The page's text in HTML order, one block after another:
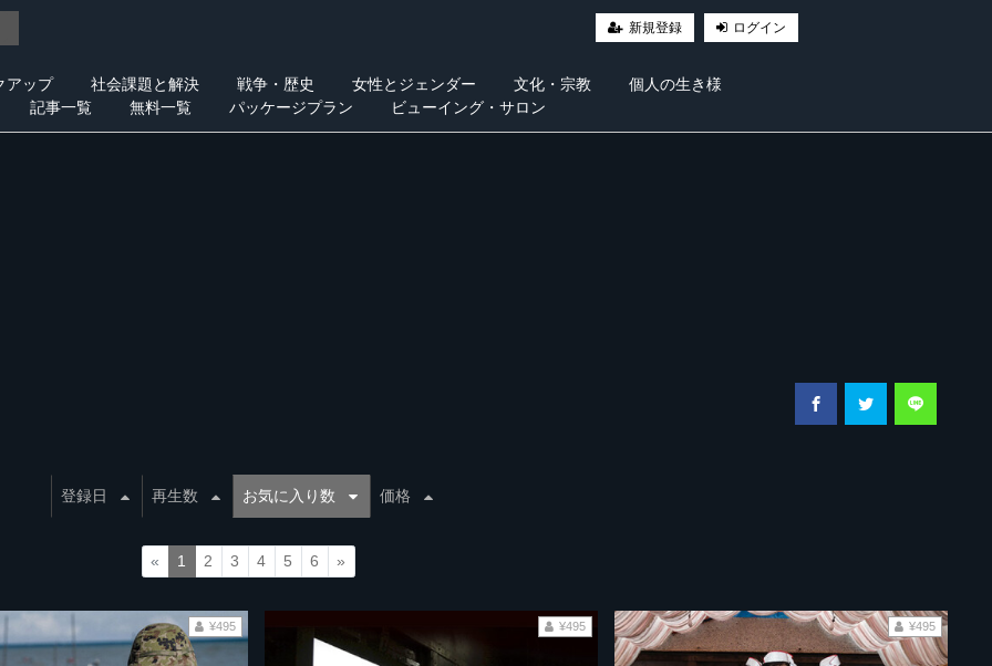
新規登録 ログイン
アップ 社会課題と解決 戦争・歴史 女性とジェンダー 文化・宗教
個人の生き様
記事一覧
無料一覧 パッケージプラン ビューイング・サロン
登録日 再生数 お気に入り数 価格
« 1 2 3 4 5 6 »
¥495 ¥495 ¥495